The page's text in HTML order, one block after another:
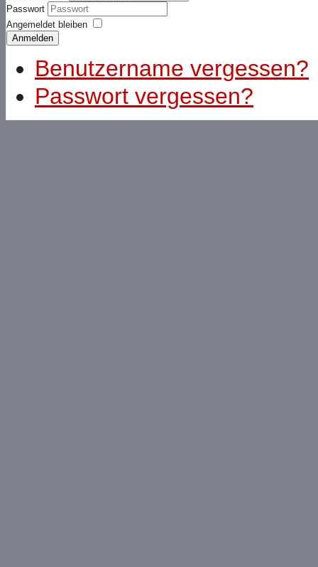
Passwort
Angemeldet bleiben
Anmelden
Benutzername vergessen?
Passwort vergessen?